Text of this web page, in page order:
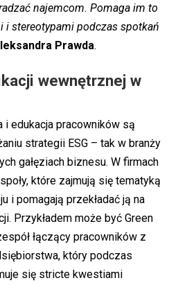
najemcom. Pomaga im to
i stereotypami podczas spotkań
Prawda.
wewnętrznej w
i edukacja pracowników są
strategii ESG – tak w branży
gałęziach biznesu. W firmach
które zajmują się tematyką
i pomagają przekładać ją na
Przykładem może być Green
łączący pracowników z
który podczas
się stricte kwestiami